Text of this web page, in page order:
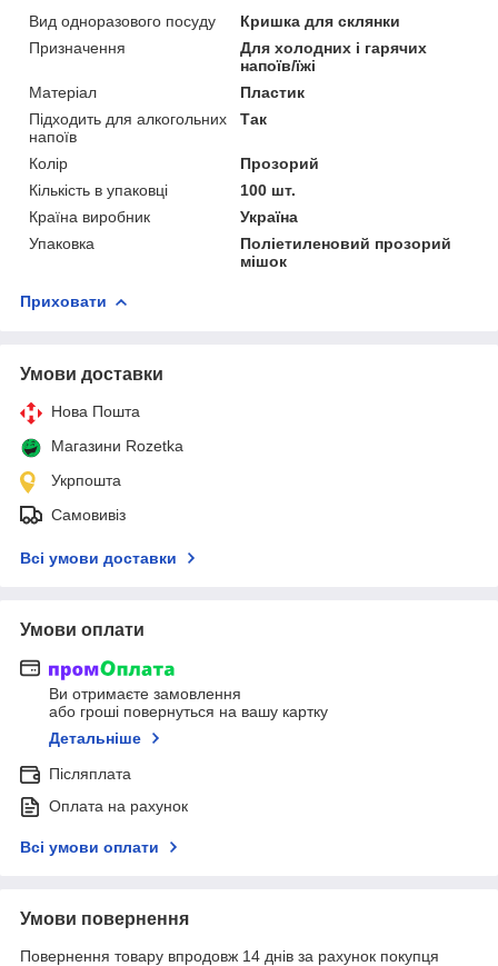
Вид одноразового посуду
Кришка для склянки
Призначення
Для холодних і гарячих
напоїв/їжі
Матеріал
Пластик
Підходить для алкогольних
напоїв
Так
Колір
Прозорий
Кількість в упаковці
100 шт.
Країна виробник
Україна
Упаковка
Поліетиленовий прозорий
мішок
Приховати
Умови доставки
Нова Пошта
Магазини Rozetka
Укрпошта
Самовивіз
Всі умови доставки
Умови оплати
Ви отримаєте замовлення
або гроші повернуться на вашу картку
Детальніше
Післяплата
Оплата на рахунок
Всі умови оплати
Умови повернення
Повернення товару впродовж 14 днів за рахунок покупця